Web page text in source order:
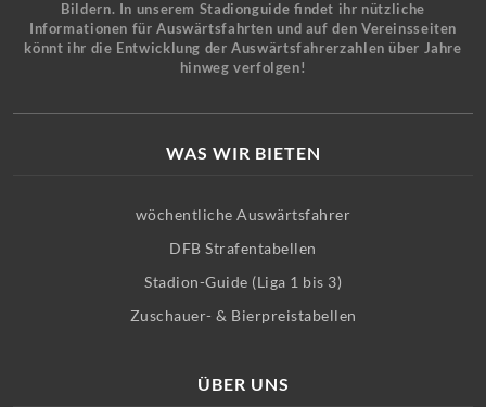
Bildern. In unserem Stadionguide findet ihr nützliche
Informationen für Auswärtsfahrten und auf den Vereinsseiten
könnt ihr die Entwicklung der Auswärtsfahrerzahlen über Jahre
hinweg verfolgen!
WAS WIR BIETEN
wöchentliche Auswärtsfahrer
DFB Strafentabellen
Stadion-Guide (Liga 1 bis 3)
Zuschauer- & Bierpreistabellen
ÜBER UNS